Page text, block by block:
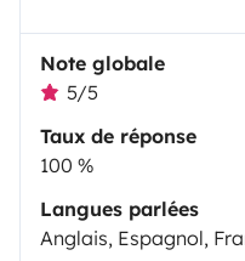
Note globale
5/5
Taux de réponse
100 %
Langues parlées
Anglais, Espagnol,